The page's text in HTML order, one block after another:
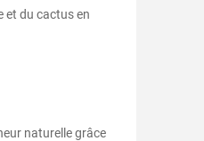
et du cactus en
naturelle grâce